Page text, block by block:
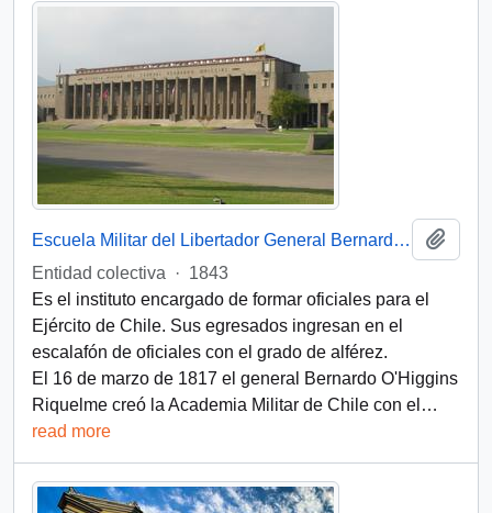
Escuela Militar del Libertador General Bernardo O’Higgins (Chile)
Entidad colectiva
· 1843
Es el instituto encargado de formar oficiales para el
Ejército de Chile. Sus egresados ingresan en el
escalafón de oficiales con el grado de alférez.
El 16 de marzo de 1817 el general Bernardo O'Higgins
Riquelme creó la Academia Militar de Chile con el …
read more